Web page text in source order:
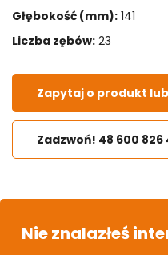
Głębokość (mm): 141
Liczba zębów: 23
Zapytaj o produkt
Zadzwoń! 48 600 826
Nie znalazłeś